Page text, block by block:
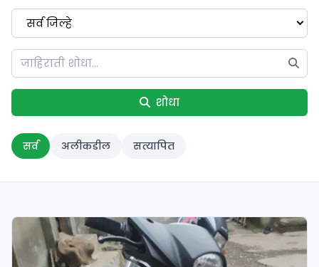
सर्व जिल्हे
शोधा
सर्व अलीकडील सत्यापित